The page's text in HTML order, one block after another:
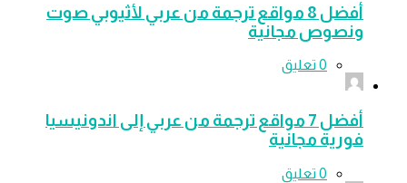
أفضل 8 مواقع ترجمة من عربي لأثيوبي صوت
ونصوص مجانية
أفضل 7 مواقع ترجمة من عربي إلى اندونيسيا
فورية مجانية